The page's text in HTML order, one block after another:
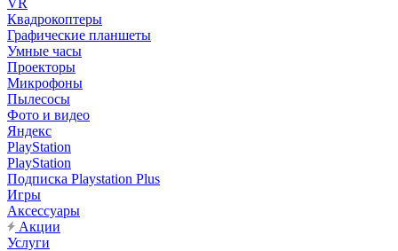
VR
Квадрокоптеры
Графические планшеты
Умные часы
Проекторы
Микрофоны
Пылесосы
Фото и видео
Яндекс
PlayStation
PlayStation
Подписка Playstation Plus
Игры
Аксессуары
Акции
Услуги